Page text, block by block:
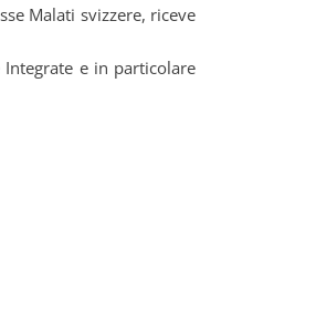
Malati svizzere, riceve
e in particolare